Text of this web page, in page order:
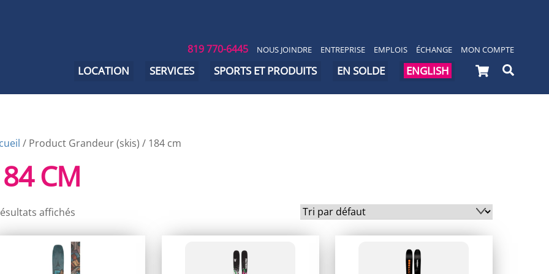
819 770-6445 NOUS JOINDRE ENTREPRISE EMPLOIS ÉCHANGE MON COMPTE
Cart
LOCATION SERVICES SPORTS ET PRODUITS EN SOLDE ENGLISH
/ Product Grandeur (skis) / 184 cm
CM
affichés